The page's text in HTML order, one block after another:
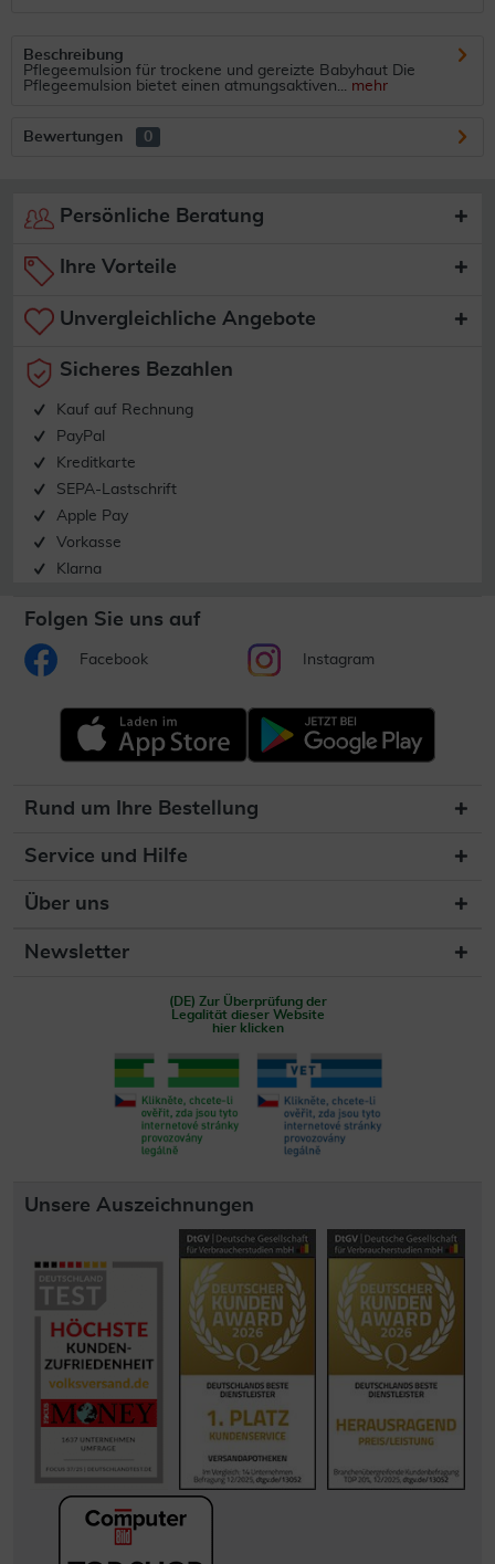
Beschreibung
Pflegeemulsion für trockene und gereizte Babyhaut Die
Pflegeemulsion bietet einen atmungsaktiven... mehr
Bewertungen 0
Persönliche Beratung
Ihre Vorteile
Unvergleichliche Angebote
Sicheres Bezahlen
Kauf auf Rechnung
PayPal
Kreditkarte
SEPA-Lastschrift
Apple Pay
Vorkasse
Klarna
Folgen Sie uns auf
Facebook Instagram
Rund um Ihre Bestellung
Service und Hilfe
Über uns
Newsletter
(DE) Zur Überprüfung der
Legalität dieser Website
hier klicken
Unsere Auszeichnungen